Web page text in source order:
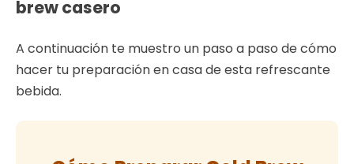
brew casero
A continuación te muestro un paso a paso de cómo
hacer tu preparación en casa de esta refrescante
bebida.